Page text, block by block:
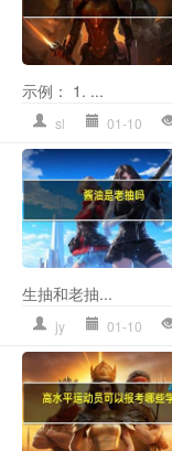
示例： 1. ...
sl 01-10
生抽和老抽...
jy 01-10